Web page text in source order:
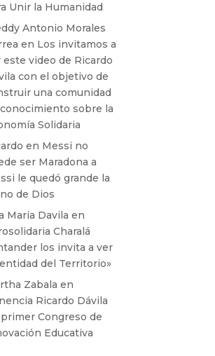
Unir la Humanidad
Antonio Morales
en Los invitamos a
este video de Ricardo
con el objetivo de
una comunidad
sobre la
Solidaria
en Messi no
ser Maradona a
le quedó grande la
de Dios
Maria Davila en
Charalá
los invita a ver
del Territorio»
Zabala en
Ricardo Dávila
Congreso de
Educativa